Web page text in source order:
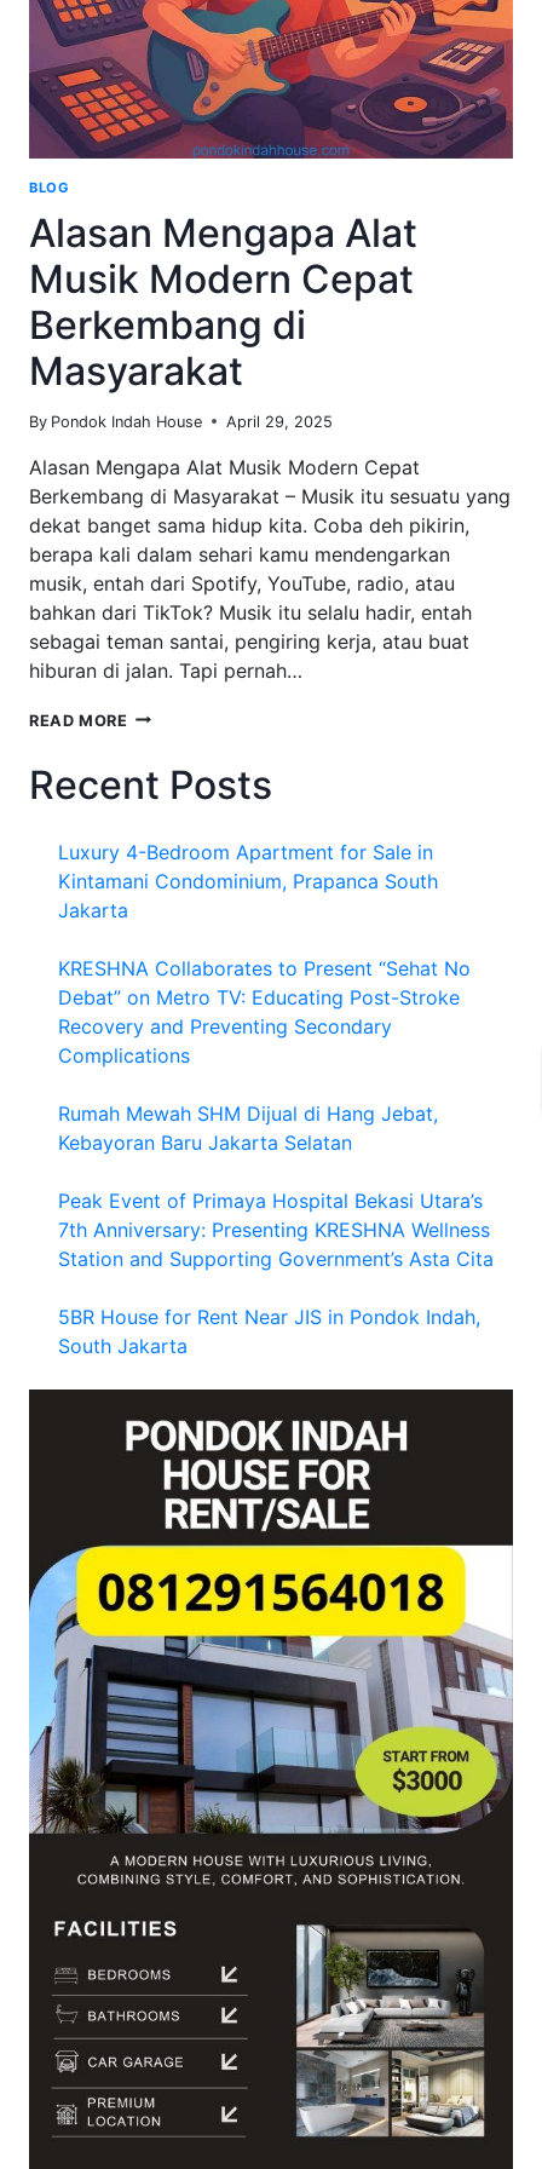
BLOG
Alasan Mengapa Alat
Musik Modern Cepat
Berkembang di
Masyarakat
By Pondok Indah House April 29, 2025
Alasan Mengapa Alat Musik Modern Cepat
Berkembang di Masyarakat – Musik itu sesuatu yang
dekat banget sama hidup kita. Coba deh pikirin,
berapa kali dalam sehari kamu mendengarkan
musik, entah dari Spotify, YouTube, radio, atau
bahkan dari TikTok? Musik itu selalu hadir, entah
sebagai teman santai, pengiring kerja, atau buat
hiburan di jalan. Tapi pernah…
READ MORE ALASAN
MUSIK
MODERN
BERKEMBANG
DI
Recent Posts
Luxury 4-Bedroom Apartment for Sale in
Kintamani Condominium, Prapanca South
Jakarta
KRESHNA Collaborates to Present “Sehat No
Debat” on Metro TV: Educating Post-Stroke
Recovery and Preventing Secondary
Complications
Rumah Mewah SHM Dijual di Hang Jebat,
Kebayoran Baru Jakarta Selatan
Peak Event of Primaya Hospital Bekasi Utara’s
7th Anniversary: Presenting KRESHNA Wellness
Station and Supporting Government’s Asta Cita
5BR House for Rent Near JIS in Pondok Indah,
South Jakarta